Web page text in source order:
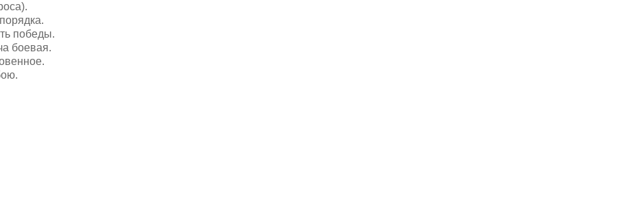
победы.
боевая.